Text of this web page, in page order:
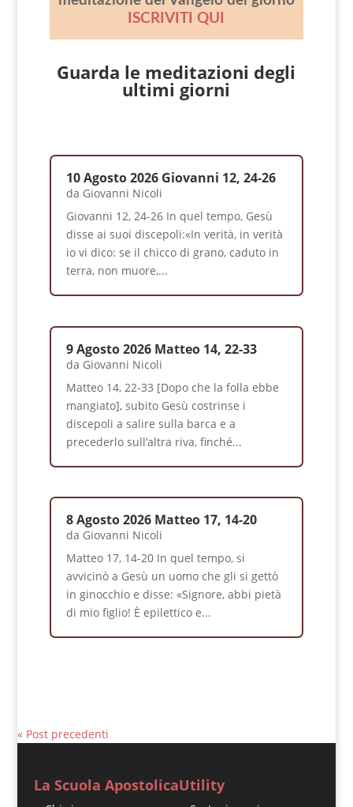
ISCRIVITI QUI
Guarda le meditazioni degli
ultimi giorni
10 Agosto 2026 Giovanni 12, 24-26
da Giovanni Nicoli
Giovanni 12, 24-26 In quel tempo, Gesù
disse ai suoi discepoli:«In verità, in verità
io vi dico: se il chicco di grano, caduto in
terra, non muore,...
9 Agosto 2026 Matteo 14, 22-33
da Giovanni Nicoli
Matteo 14, 22-33 [Dopo che la folla ebbe
mangiato], subito Gesù costrinse i
discepoli a salire sulla barca e a
precederlo sull’altra riva, finché...
8 Agosto 2026 Matteo 17, 14-20
da Giovanni Nicoli
Matteo 17, 14-20 In quel tempo, si
avvicinò a Gesù un uomo che gli si gettò
in ginocchio e disse: «Signore, abbi pietà
di mio figlio! È epilettico e...
« Post precedenti
La Scuola ApostolicaUtility